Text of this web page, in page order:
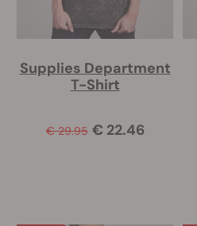
Supplies Department
T-Shirt
€ 29.95 € 22.46